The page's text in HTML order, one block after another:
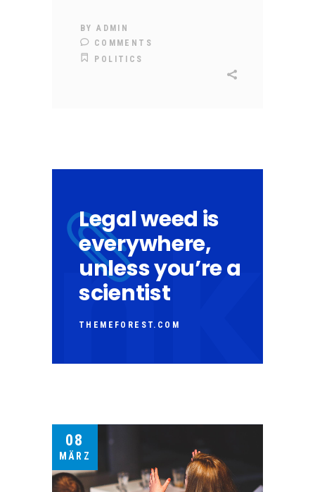
BYADMIN
COMMENTS
POLITICS
Legal weed is
everywhere,
unless you’re a
scientist
THEMEFOREST.COM
08
MÄRZ